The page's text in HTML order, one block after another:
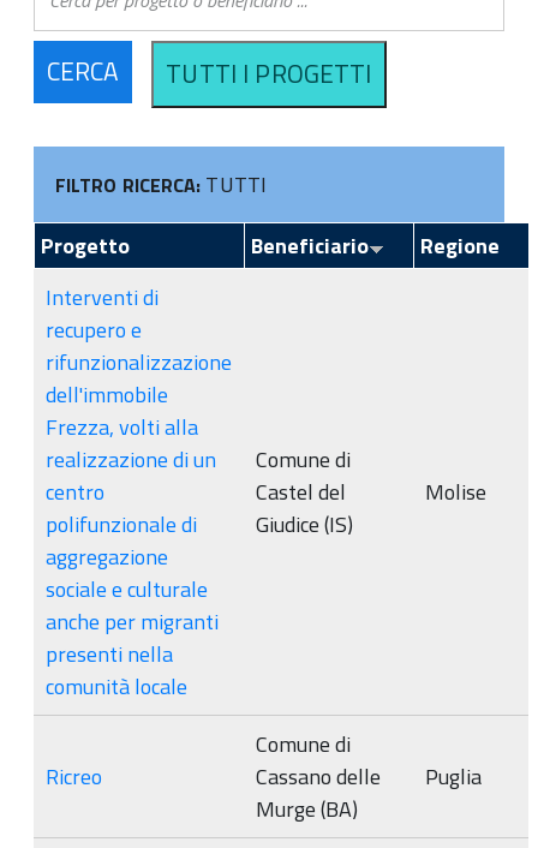
FILTRO RICERCA: TUTTI
Progetto
Beneficiario
Regione
Interventi di
recupero e
rifunzionalizzazione
dell'immobile
Frezza, volti alla
realizzazione di un
centro
polifunzionale di
aggregazione
sociale e culturale
anche per migranti
presenti nella
comunità locale
Comune di
Castel del
Giudice (IS)
Molise
Ricreo
Comune di
Cassano delle
Murge (BA)
Puglia